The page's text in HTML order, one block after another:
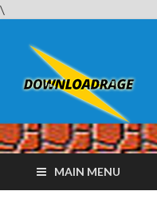
\
MAIN MENU